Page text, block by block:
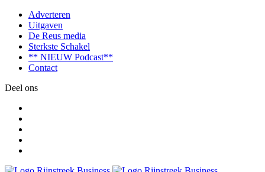
Adverteren
Uitgaven
De Reus media
Sterkste Schakel
** NIEUW Podcast**
Contact
Deel ons